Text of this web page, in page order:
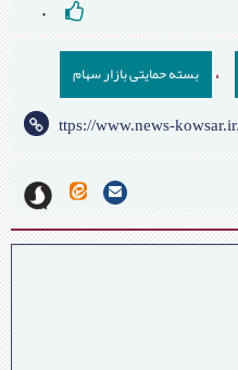
۰
، بسته حمایتی بازار سهام